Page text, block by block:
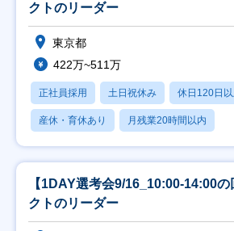
クトのリーダー
東京都
422万~511万
正社員採用 土日祝休み 休日120日
産休・育休あり 月残業20時間以内
【1DAY選考会9/16_10:00-14:00
クトのリーダー